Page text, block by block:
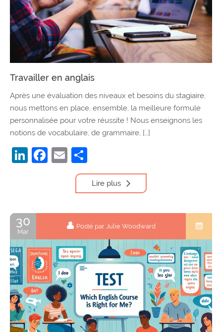
Travailler en anglais
Après une évaluation des niveaux et besoins du stagiaire,
nous mettons en place, ensemble, la meilleure formule
personnalisée pour votre réussite ! Nous enseignons les
notions de vocabulaire, de grammaire, […]
LinkedIn
Facebook
Email
Lire plus
30
Mar
Posté par Julie Woodward